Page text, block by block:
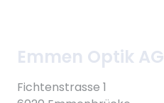
Emmen Optik AG
Fichtenstrasse 1